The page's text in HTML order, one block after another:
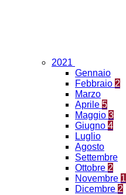
2021
Gennaio
Febbraio 2
Marzo
Aprile 5
Maggio 3
Giugno 4
Luglio
Agosto
Settembre
Ottobre 2
Novembre 1
Dicembre 2